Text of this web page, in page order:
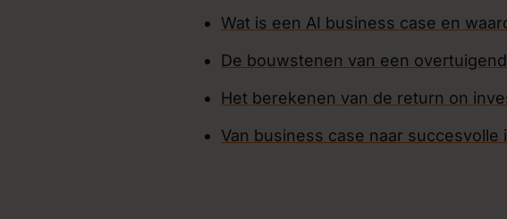
Wat is een AI business case en
De bouwstenen van een
Het berekenen van de return on
Van business case naar succesvolle